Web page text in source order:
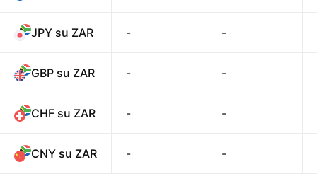
JPY su ZAR - -
GBP su ZAR - -
CHF su ZAR - -
CNY su ZAR - -